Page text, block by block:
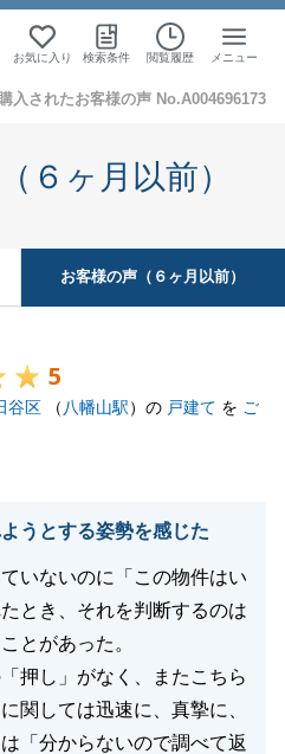
お気に入り 検索条件 閲覧履歴 メニュー
入されたお客様の声 No.A004696173
６ヶ月以前）
お客様の声（６ヶ月以前）
5
谷区 （ 八幡山駅）の 戸建て を ご
うとする姿勢を感じた
いないのに「この物件はい
とき、それを判断するのは
とがあった。
押し」がなく、またこちら
関しては迅速に、真摯に、
「分からないので調べて返